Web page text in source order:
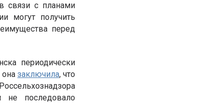
связи с планами
могут получить
перед
периодически
заключила, что
не последовало